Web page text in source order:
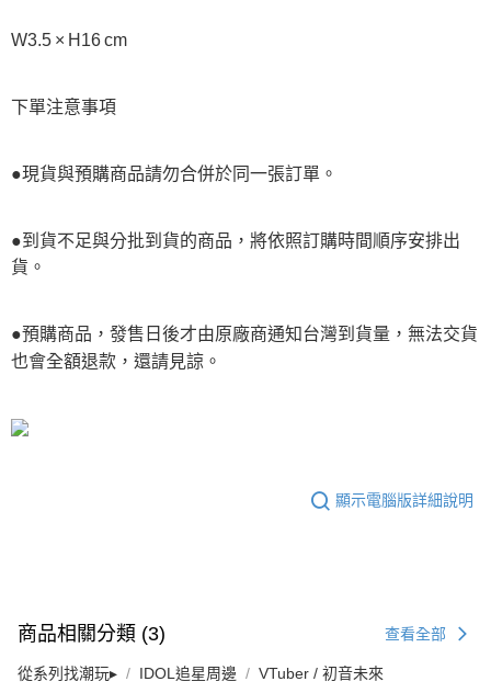
W3.5 × H16 cm
下單注意事項
●現貨與預購商品請勿合併於同一張訂單。
●到貨不足與分批到貨的商品，將依照訂購時間順序安排出
貨。
●預購商品，發售日後才由原廠商通知台灣到貨量，無法交貨
也會全額退款，還請見諒。
顯示電腦版詳細說明
商品相關分類 (3) 查看全部
從系列找潮玩▸ IDOL追星周邊 VTuber / 初音未來